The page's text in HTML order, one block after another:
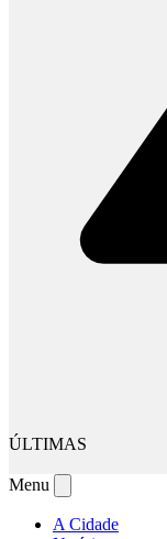
ÚLTIMAS
Menu
A Cidade